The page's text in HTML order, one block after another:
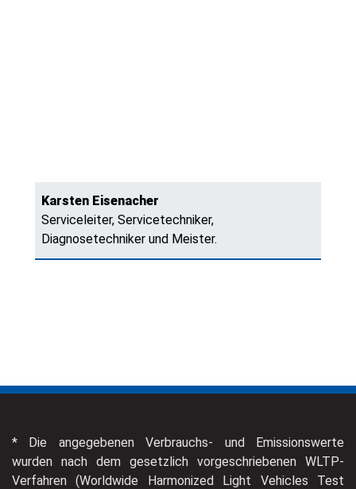
Karsten Eisenacher
Serviceleiter, Servicetechniker,
Diagnosetechniker und Meister.
* Die angegebenen Verbrauchs- und Emissionswerte
wurden nach dem gesetzlich vorgeschriebenen WLTP-
Verfahren (Worldwide Harmonized Light Vehicles Test